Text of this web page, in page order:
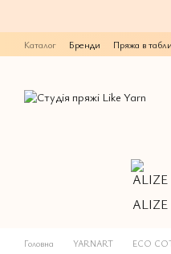
Каталог Бренди Пряжа в
ALIZE
Головна YARNART ECO